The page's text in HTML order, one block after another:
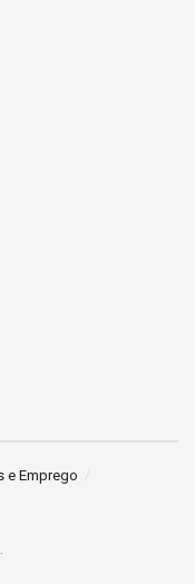
e Emprego